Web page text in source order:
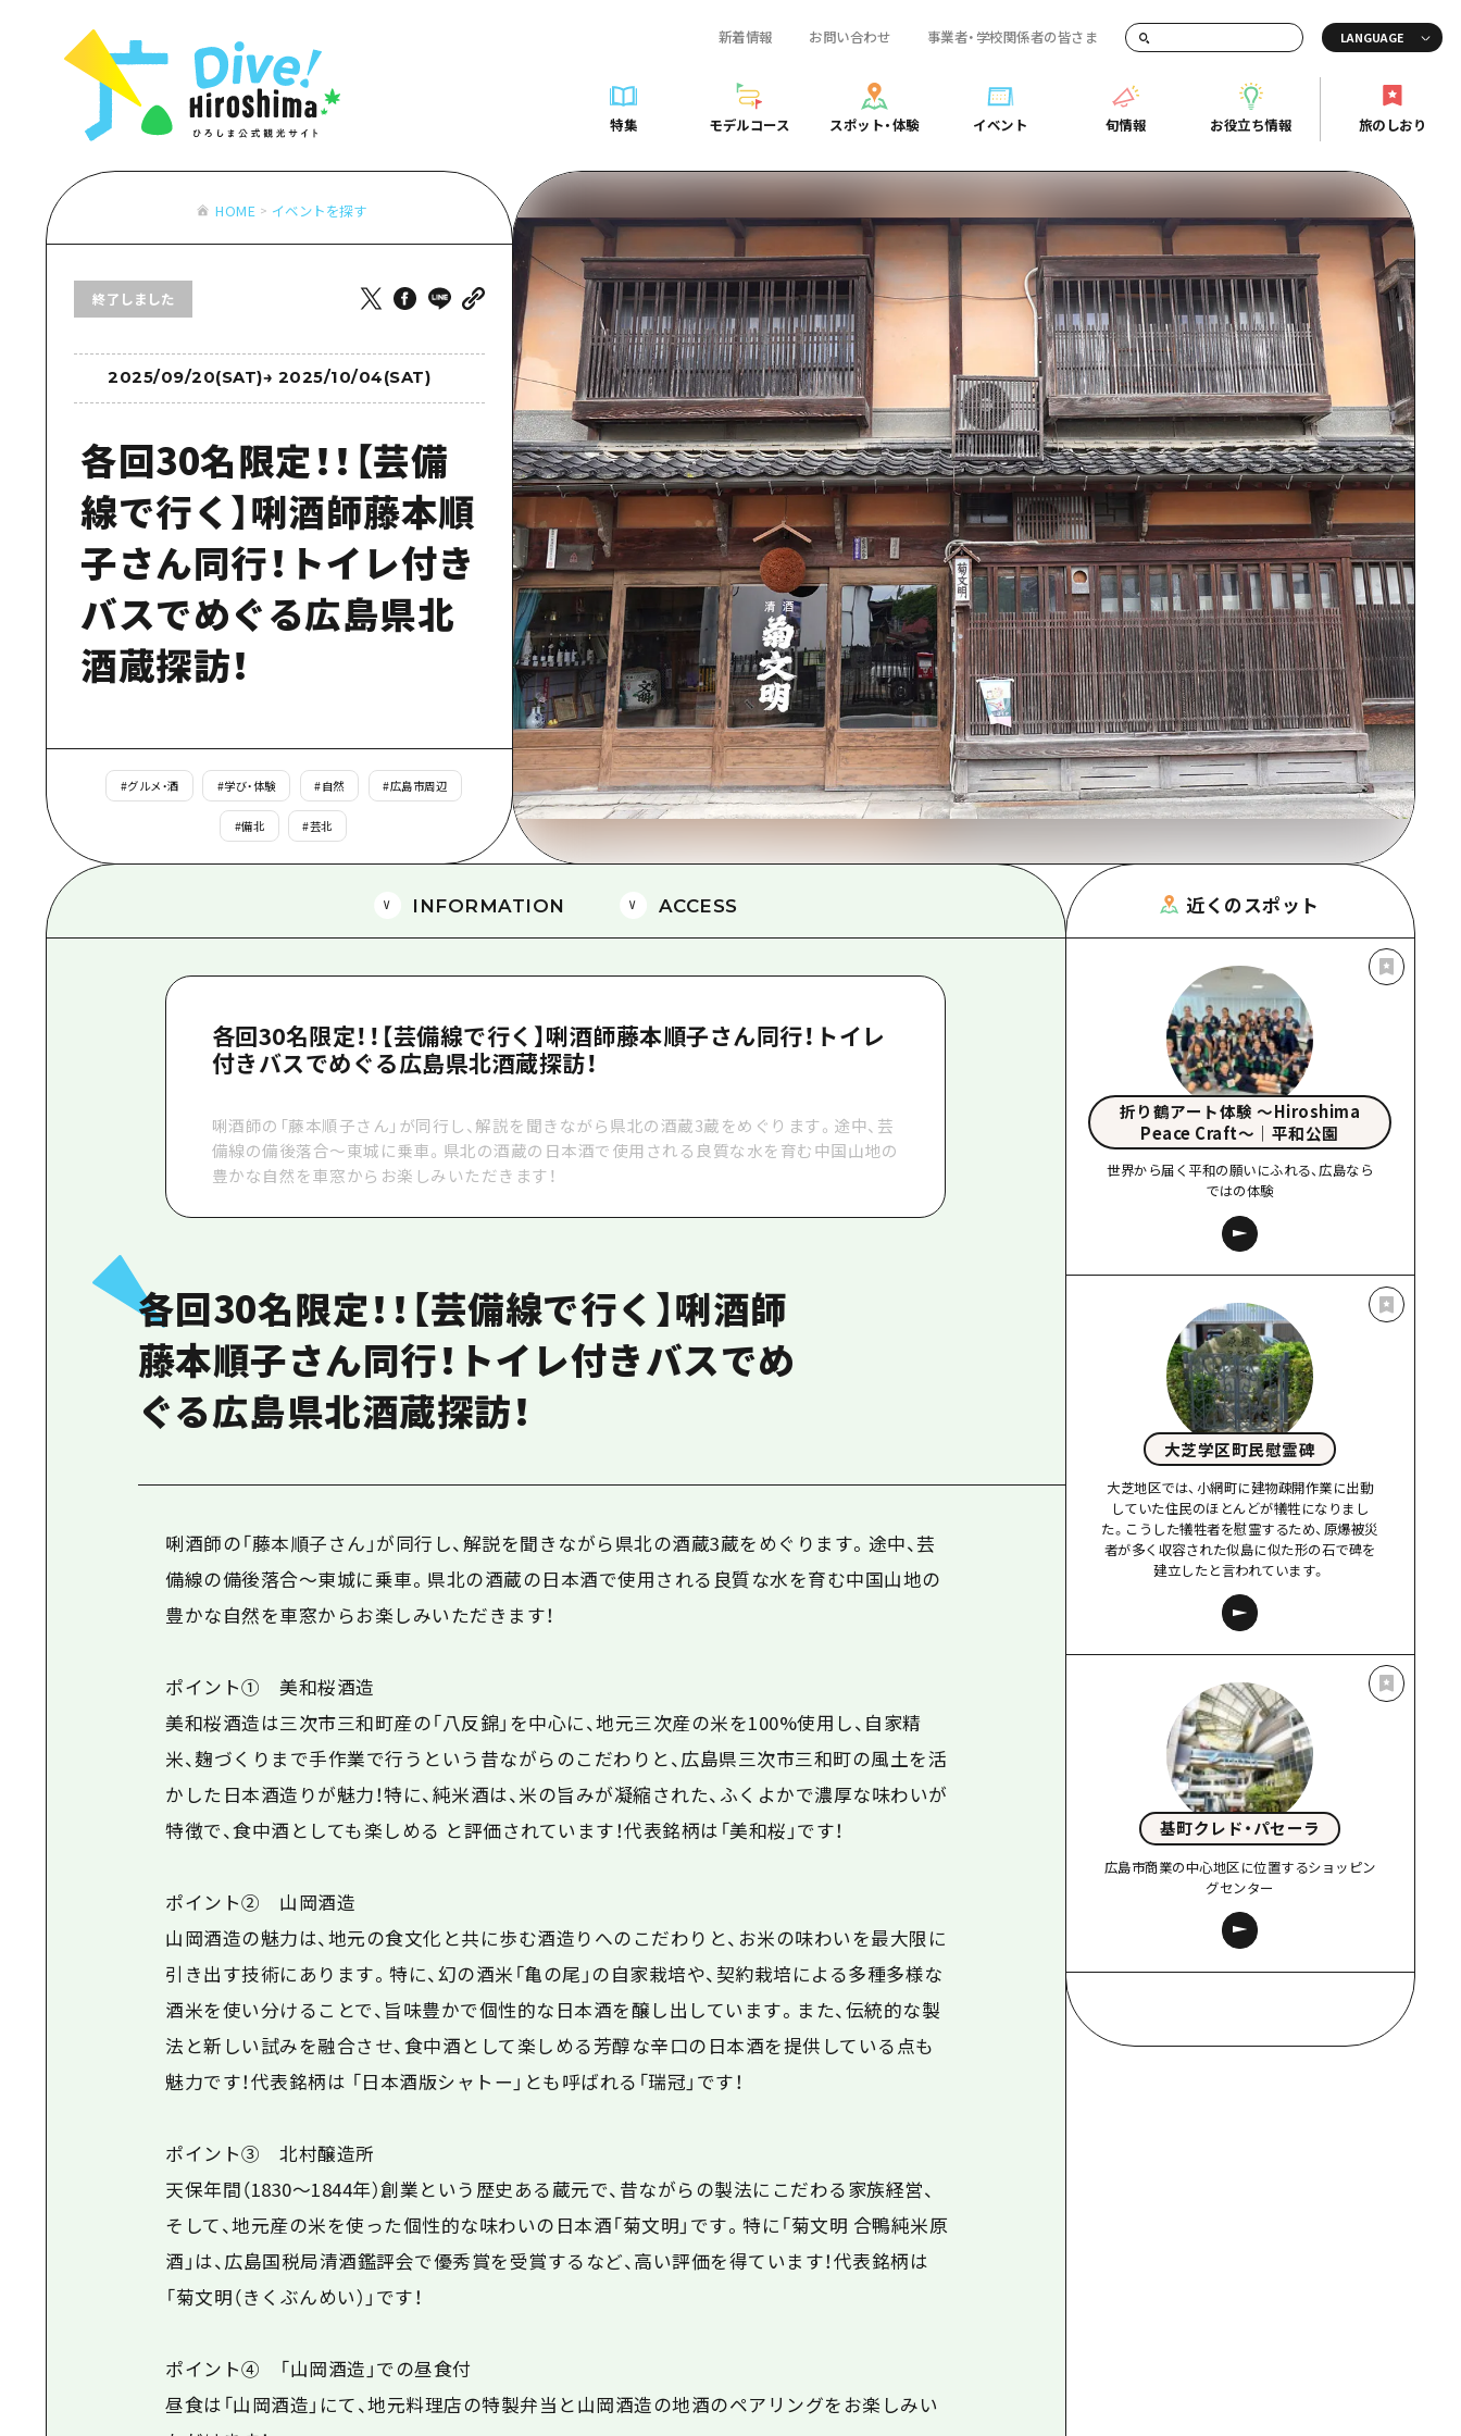
新着情報 お問い合わせ 事業者・学校関係者の皆さま
特集
アート
イベント・祭り
サイクリング
ショッピング
スポーツ
ナイトライフ
世界遺産
学び・体験
定番
歴史・文化
癒し
自然
モデルコース
モデルコース一覧
Dive! Hiroshima 公式ガイド
広島もしもトラベル
あたらしい非日常
広島市周辺
安芸
備後
備北
芸北
宮島周辺
山口県東部
弾丸
日帰り
半日
2泊3日
スポット・体験
スポット・体験一覧
広島市周辺
安芸
備後
芸北
宮島周辺
山口県東部
愛媛県
島根県
イベント
旬情報
お役立ち情報
お役立ち情報一覧
アクセス
二次交通まとめ
施設の混雑状況のお知らせ
お得な周遊チケット
手荷物預かり・配送サービス
広島おもてなしパス
HIROSHIMA FREE Wi-Fi
観光案内所
広島県を訪れる外国人旅行者向け情報一覧
ボランティアガイド
ユニバーサルツーリズム
ガイドブック
広島県の魅力を動画でご紹介！
よくあるご質問
メディア掲載情報
フォトダウンロード
関連リンク
旅のしおり
おすすめ
世界遺産
歴史・文化
山口県東部
半日備後
宮島周辺
山口県東部
愛媛県
島根県
お役立ち情報一覧
アクセス
二次交通まとめ
HIROSHIMA FREE Wi-Fi
ボランティアガイド
ユニバーサルツーリズム
広島県の魅力を動画でご紹介！
よくあるご質問
関連リンク
HOME イベントを探す
終了しました
2025/09/20(SAT)→ 2025/10/04(SAT)
各回30名限定！！【芸備
線で行く】唎酒師藤本順
子さん同行！トイレ付き
バスでめぐる広島県北
酒蔵探訪！
#グルメ・酒 #学び・体験 #自然 #広島市周辺
#備北 #芸北
INFORMATION ACCESS
各回30名限定！！【芸備線で行く】唎酒師藤本順子さん同行！トイレ
付きバスでめぐる広島県北酒蔵探訪！
唎酒師の「藤本順子さん」が同行し、解説を聞きながら県北の酒蔵3蔵をめぐります。途中、芸
備線の備後落合～東城に乗車。県北の酒蔵の日本酒で使用される良質な水を育む中国山地の
豊かな自然を車窓からお楽しみいただきます！
各回30名限定！！【芸備線で行く】唎酒師
藤本順子さん同行！トイレ付きバスでめ
ぐる広島県北酒蔵探訪！
唎酒師の「藤本順子さん」が同行し、解説を聞きながら県北の酒蔵3蔵をめぐります。途中、芸
備線の備後落合～東城に乗車。県北の酒蔵の日本酒で使用される良質な水を育む中国山地の
豊かな自然を車窓からお楽しみいただきます！
ポイント① 美和桜酒造
美和桜酒造は三次市三和町産の「八反錦」を中心に、地元三次産の米を100%使用し、自家精
米、麹づくりまで手作業で行うという昔ながらのこだわりと、広島県三次市三和町の風土を活
かした日本酒造りが魅力！特に、純米酒は、米の旨みが凝縮された、ふくよかで濃厚な味わいが
特徴で、食中酒としても楽しめる と評価されています！代表銘柄は「美和桜」です！
ポイント② 山岡酒造
山岡酒造の魅力は、地元の食文化と共に歩む酒造りへのこだわりと、お米の味わいを最大限に
引き出す技術にあります。特に、幻の酒米「亀の尾」の自家栽培や、契約栽培による多種多様な
酒米を使い分けることで、旨味豊かで個性的な日本酒を醸し出しています。また、伝統的な製
法と新しい試みを融合させ、食中酒として楽しめる芳醇な辛口の日本酒を提供している点も
魅力です！代表銘柄は 「日本酒版シャトー」とも呼ばれる「瑞冠」です！
ポイント③ 北村醸造所
天保年間（1830～1844年）創業という歴史ある蔵元で、昔ながらの製法にこだわる家族経営、
そして、地元産の米を使った個性的な味わいの日本酒「菊文明」です。特に「菊文明 合鴨純米原
酒」は、広島国税局清酒鑑評会で優秀賞を受賞するなど、高い評価を得ています！代表銘柄は
「菊文明（きくぶんめい）」です！
ポイント④ 「山岡酒造」での昼食付
昼食は「山岡酒造」にて、地元料理店の特製弁当と山岡酒造の地酒のペアリングをお楽しみい
近くのスポット
折り鶴アート体験 〜Hiroshima
Peace Craft〜｜平和公園
世界から届く平和の願いにふれる、広島なら
ではの体験
大芝学区町民慰霊碑
大芝地区では、小網町に建物疎開作業に出動
していた住民のほとんどが犠牲になりまし
た。こうした犠牲者を慰霊するため、原爆被災
者が多く収容された似島に似た形の石で碑を
建立したと言われています。
基町クレド・パセーラ
広島市商業の中心地区に位置するショッピン
グセンター